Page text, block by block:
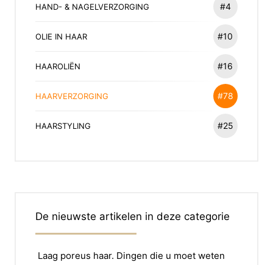
HAND- & NAGELVERZORGING #4
OLIE IN HAAR #10
HAAROLIËN #16
HAARVERZORGING #78
HAARSTYLING #25
De nieuwste artikelen in deze categorie
Laag poreus haar. Dingen die u moet weten